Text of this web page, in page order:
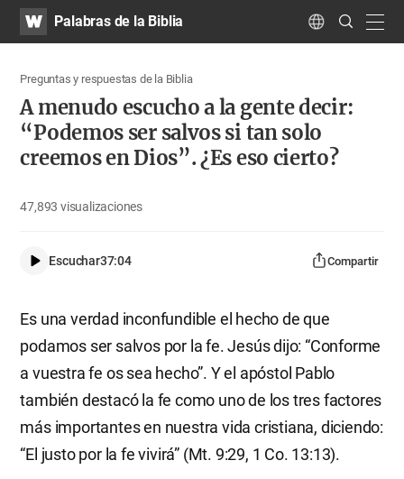
WATVPalabras de la Biblia Language
Search
Submit
Preguntas y respuestas de la Biblia
A menudo escucho a la gente decir:
“Podemos ser salvos si tan solo
creemos en Dios”. ¿Es eso cierto?
47,893visualizaciones
Escuchar37:04 Compartir
Es una verdad inconfundible el hecho de que
podamos ser salvos por la fe. Jesús dijo: “Conforme
a vuestra fe os sea hecho”. Y el apóstol Pablo
también destacó la fe como uno de los tres factores
más importantes en nuestra vida cristiana, diciendo:
“El justo por la fe vivirá” (Mt. 9:29, 1 Co. 13:13).